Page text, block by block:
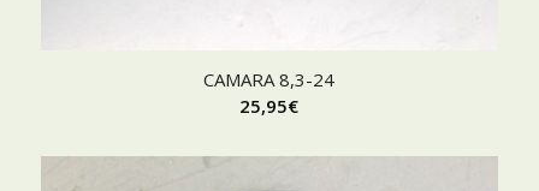
CAMARA 8,3-24
25,95€